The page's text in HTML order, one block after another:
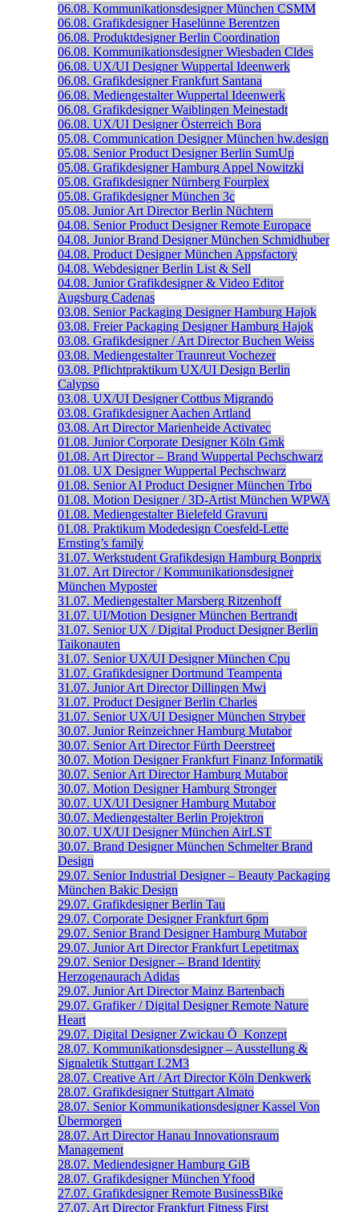
06.08. Kommunikationsdesigner München CSMM
06.08. Grafikdesigner Haselünne Berentzen
06.08. Produktdesigner Berlin Coordination
06.08. Kommunikationsdesigner Wiesbaden Cldes
06.08. UX/UI Designer Wuppertal Ideenwerk
06.08. Grafikdesigner Frankfurt Santana
06.08. Mediengestalter Wuppertal Ideenwerk
06.08. Grafikdesigner Waiblingen Meinestadt
06.08. UX/UI Designer Österreich Bora
05.08. Communication Designer München hw.design
05.08. Senior Product Designer Berlin SumUp
05.08. Grafikdesigner Hamburg Appel Nowitzki
05.08. Grafikdesigner Nürnberg Fourplex
05.08. Grafikdesigner München 3c
05.08. Junior Art Director Berlin Nüchtern
04.08. Senior Product Designer Remote Europace
04.08. Junior Brand Designer München Schmidhuber
04.08. Product Designer München Appsfactory
04.08. Webdesigner Berlin List & Sell
04.08. Junior Grafikdesigner & Video Editor
Augsburg Cadenas
03.08. Senior Packaging Designer Hamburg Hajok
03.08. Freier Packaging Designer Hamburg Hajok
03.08. Grafikdesigner / Art Director Buchen Weiss
03.08. Mediengestalter Traunreut Vochezer
03.08. Pflichtpraktikum UX/UI Design Berlin
Calypso
03.08. UX/UI Designer Cottbus Migrando
03.08. Grafikdesigner Aachen Artland
03.08. Art Director Marienheide Activatec
01.08. Junior Corporate Designer Köln Gmk
01.08. Art Director – Brand Wuppertal Pechschwarz
01.08. UX Designer Wuppertal Pechschwarz
01.08. Senior AI Product Designer München Trbo
01.08. Motion Designer / 3D-Artist München WPWA
01.08. Mediengestalter Bielefeld Gravuru
01.08. Praktikum Modedesign Coesfeld-Lette
Ernsting’s family
31.07. Werkstudent Grafikdesign Hamburg Bonprix
31.07. Art Director / Kommunikationsdesigner
München Myposter
31.07. Mediengestalter Marsberg Ritzenhoff
31.07. UI/Motion Designer München Bertrandt
31.07. Senior UX / Digital Product Designer Berlin
Taikonauten
31.07. Senior UX/UI Designer München Cpu
31.07. Grafikdesigner Dortmund Teampenta
31.07. Junior Art Director Dillingen Mwi
31.07. Product Designer Berlin Charles
31.07. Senior UX/UI Designer München Stryber
30.07. Junior Reinzeichner Hamburg Mutabor
30.07. Senior Art Director Fürth Deerstreet
30.07. Motion Designer Frankfurt Finanz Informatik
30.07. Senior Art Director Hamburg Mutabor
30.07. Motion Designer Hamburg Stronger
30.07. UX/UI Designer Hamburg Mutabor
30.07. Mediengestalter Berlin Projektron
30.07. UX/UI Designer München AirLST
30.07. Brand Designer München Schmelter Brand
Design
29.07. Senior Industrial Designer – Beauty Packaging
München Bakic Design
29.07. Grafikdesigner Berlin Tau
29.07. Corporate Designer Frankfurt 6pm
29.07. Senior Brand Designer Hamburg Mutabor
29.07. Junior Art Director Frankfurt Lepetitmax
29.07. Senior Designer – Brand Identity
Herzogenaurach Adidas
29.07. Junior Art Director Mainz Bartenbach
29.07. Grafiker / Digital Designer Remote Nature
Heart
29.07. Digital Designer Zwickau Ö_Konzept
28.07. Kommunikationsdesigner – Ausstellung &
Signaletik Stuttgart L2M3
28.07. Creative Art / Art Director Köln Denkwerk
28.07. Grafikdesigner Stuttgart Almato
28.07. Senior Kommunikations­designer Kassel Von
Übermorgen
28.07. Art Director Hanau Innovationsraum
Management
28.07. Mediendesigner Hamburg GiB
28.07. Grafikdesigner München Yfood
27.07. Grafikdesigner Remote BusinessBike
27.07. Art Director Frankfurt Fitness First